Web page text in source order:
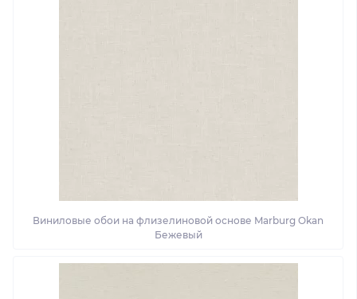
Виниловые обои на флизелиновой основе Marburg Okan
Бежевый